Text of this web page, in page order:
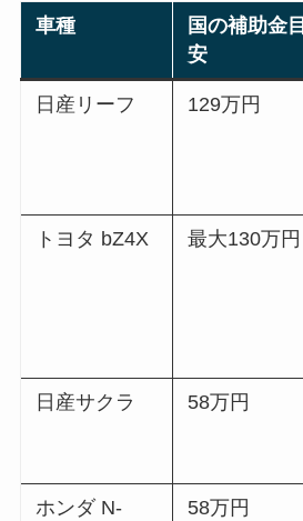
車種
国の補助金目
安
日産リーフ 129万円
トヨタ bZ4X 最大130万円
日産サクラ 58万円
ホンダ N-
58万円